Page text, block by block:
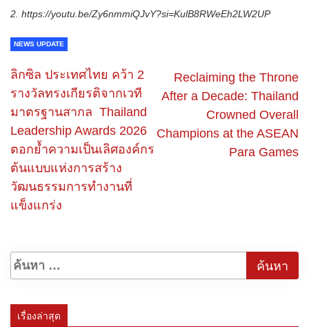
2. https://youtu.be/Zy6nmmiQJvY?si=KulB8RWeEh2LW2UP
NEWS UPDATE
ลิกซิล ประเทศไทย คว้า 2
รางวัลทรงเกียรติจากเวที
มาตรฐานสากล Thailand
Leadership Awards 2026
ตอกย้ำความเป็นเลิศองค์กร
ต้นแบบแห่งการสร้าง
วัฒนธรรมการทำงานที่
แข็งแกร่ง
Reclaiming the Throne
After a Decade: Thailand
Crowned Overall
Champions at the ASEAN
Para Games
เรื่องล่าสุด